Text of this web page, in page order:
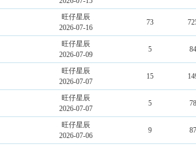
旺仔星辰
2026-07-16
73
旺仔星辰
2026-07-09
5
旺仔星辰
2026-07-07
15
旺仔星辰
2026-07-07
5
旺仔星辰
2026-07-06
9